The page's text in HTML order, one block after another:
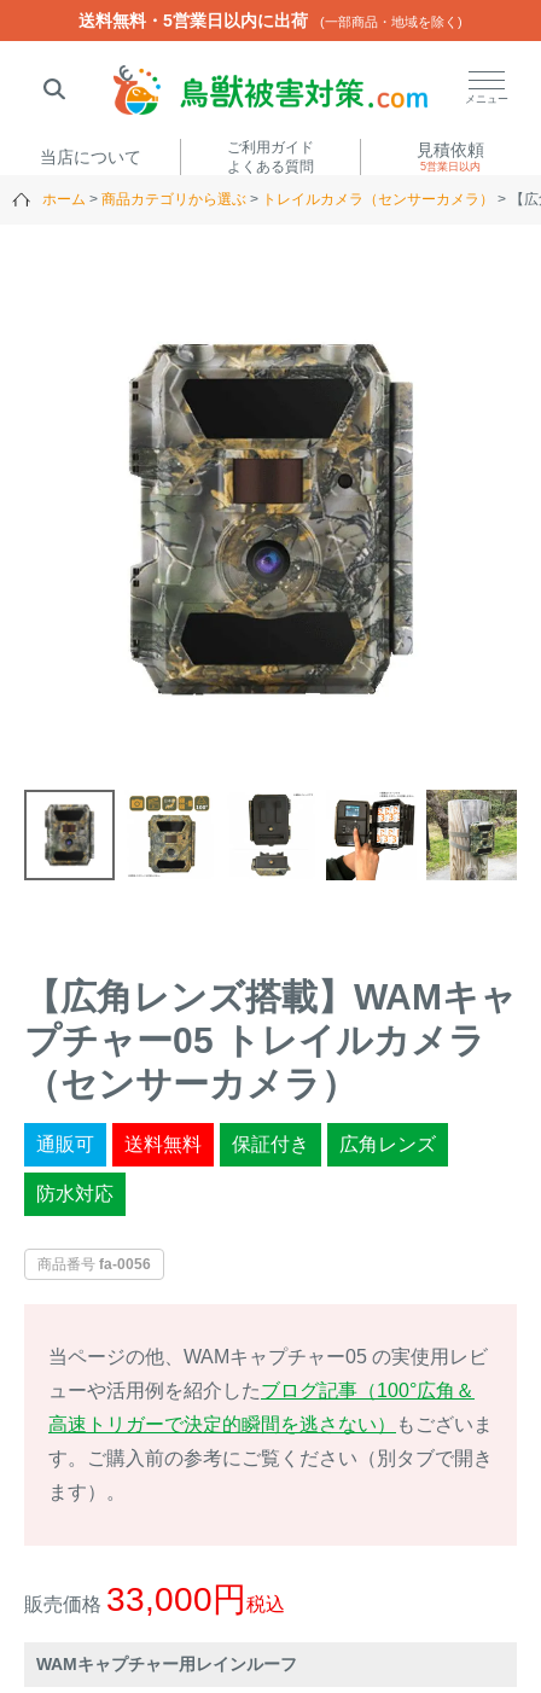
送料無料・5営業日以内に出荷 (一部商品・地域を除く)
メニュー
当店について
ご利用ガイド
よくある質問
見積依頼
5営業日以内
ホーム 商品カテゴリから選ぶ トレイルカメラ（センサーカメラ） 【
【広角レンズ搭載】WAMキャ
プチャー05 トレイルカメラ
（センサーカメラ）
通販可 送料無料 保証付き 広角レンズ
防水対応
商品番号 fa-0056
当ページの他、WAMキャプチャー05 の実使用レビ
ューや活用例を紹介したブログ記事（100°広角＆
高速トリガーで決定的瞬間を逃さない）
もございま
す。ご購入前の参考にご覧ください（別タブで開き
ます）。
販売価格 33,000 税込
WAMキャプチャー用レインルーフ
送料無料・5営業日以内に出荷 (一部商品・地域を除く)
閉じる
商品カテゴリから選ぶ
トレイルカメラ （セン
サーカメラ）
屋外防犯・監視カメ
（SDカード録画）
金網柵
ュ柵等）
箱わな
（イノシシ・シ
箱わな （アライグマ・ハ
クビシン・ネズミ等）
防獣・防鳥ネット
くくり罠（イノシシ・
シカ等）
忌避用品
漁網
対象動物から選ぶ
動物の種類から対策商品を選ぶ
イノシシ対策
シカ対策
アライグマ対策
クマ対策
ハクビシン対策
キツネ対策
ネズミ・モグラ対策